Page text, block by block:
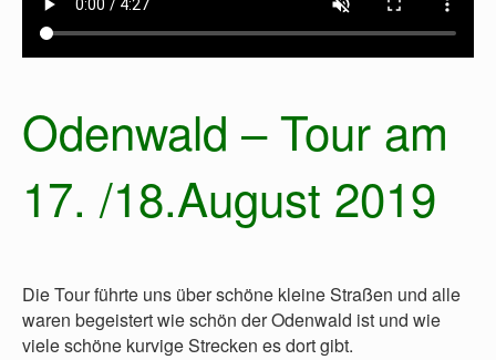
Odenwald – Tour am
17. /18.August 2019
Die Tour führte uns über schöne kleine Straßen und alle
waren begeistert wie schön der Odenwald ist und wie
viele schöne kurvige Strecken es dort gibt.